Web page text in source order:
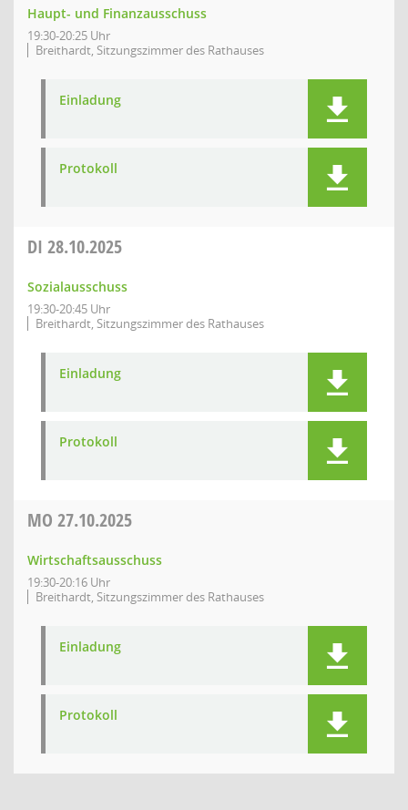
Haupt- und Finanzausschuss
19:30-20:25 Uhr
Breithardt, Sitzungszimmer des Rathauses
Einladung
Protokoll
DI 28.10.2025
Sozialausschuss
19:30-20:45 Uhr
Breithardt, Sitzungszimmer des Rathauses
Einladung
Protokoll
MO 27.10.2025
Wirtschaftsausschuss
19:30-20:16 Uhr
Breithardt, Sitzungszimmer des Rathauses
Einladung
Protokoll